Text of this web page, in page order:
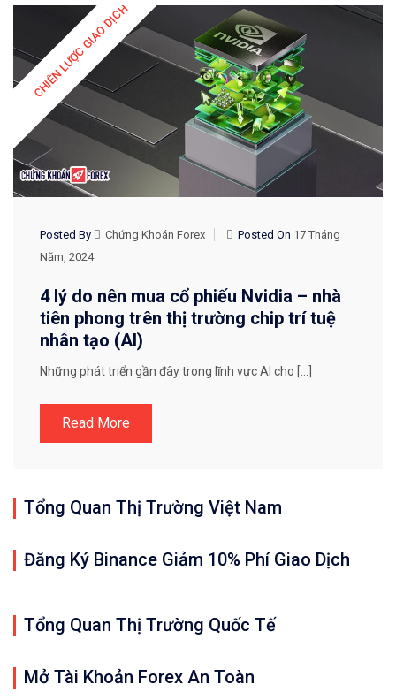
CHIẾN LƯỢC GIAO DỊCH
Posted By Chứng Khoán Forex Posted On 17 Tháng
Năm, 2024
4 lý do nên mua cổ phiếu Nvidia – nhà
tiên phong trên thị trường chip trí tuệ
nhân tạo (AI)
Những phát triển gần đây trong lĩnh vực AI cho […]
Read More
Tổng Quan Thị Trường Việt Nam
Đăng Ký Binance Giảm 10% Phí Giao Dịch
Tổng Quan Thị Trường Quốc Tế
Mở Tài Khoản Forex An Toàn